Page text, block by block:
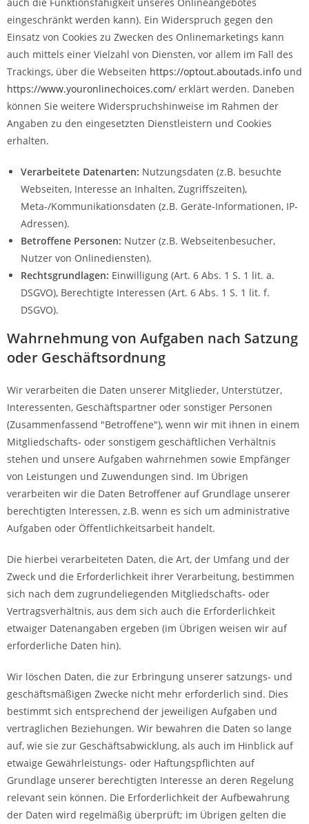
eingeschränkt werden kann). Ein Widerspruch gegen den
Einsatz von Cookies zu Zwecken des Onlinemarketings kann
auch mittels einer Vielzahl von Diensten, vor allem im Fall des
Trackings, über die Webseiten https://optout.aboutads.info und
https://www.youronlinechoices.com/ erklärt werden. Daneben
können Sie weitere Widerspruchshinweise im Rahmen der
Angaben zu den eingesetzten Dienstleistern und Cookies
erhalten.
Verarbeitete Datenarten: Nutzungsdaten (z.B. besuchte
Webseiten, Interesse an Inhalten, Zugriffszeiten),
Meta-/Kommunikationsdaten (z.B. Geräte-Informationen, IP-
Adressen).
Betroffene Personen: Nutzer (z.B. Webseitenbesucher,
Nutzer von Onlinediensten).
Rechtsgrundlagen: Einwilligung (Art. 6 Abs. 1 S. 1 lit. a.
DSGVO), Berechtigte Interessen (Art. 6 Abs. 1 S. 1 lit. f.
DSGVO).
Wahrnehmung von Aufgaben nach Satzung
oder Geschäftsordnung
Wir verarbeiten die Daten unserer Mitglieder, Unterstützer,
Interessenten, Geschäftspartner oder sonstiger Personen
(Zusammenfassend "Betroffene"), wenn wir mit ihnen in einem
Mitgliedschafts- oder sonstigem geschäftlichen Verhältnis
stehen und unsere Aufgaben wahrnehmen sowie Empfänger
von Leistungen und Zuwendungen sind. Im Übrigen
verarbeiten wir die Daten Betroffener auf Grundlage unserer
berechtigten Interessen, z.B. wenn es sich um administrative
Aufgaben oder Öffentlichkeitsarbeit handelt.
Die hierbei verarbeiteten Daten, die Art, der Umfang und der
Zweck und die Erforderlichkeit ihrer Verarbeitung, bestimmen
sich nach dem zugrundeliegenden Mitgliedschafts- oder
Vertragsverhältnis, aus dem sich auch die Erforderlichkeit
etwaiger Datenangaben ergeben (im Übrigen weisen wir auf
erforderliche Daten hin).
Wir löschen Daten, die zur Erbringung unserer satzungs- und
geschäftsmäßigen Zwecke nicht mehr erforderlich sind. Dies
bestimmt sich entsprechend der jeweiligen Aufgaben und
vertraglichen Beziehungen. Wir bewahren die Daten so lange
auf, wie sie zur Geschäftsabwicklung, als auch im Hinblick auf
etwaige Gewährleistungs- oder Haftungspflichten auf
Grundlage unserer berechtigten Interesse an deren Regelung
relevant sein können. Die Erforderlichkeit der Aufbewahrung
der Daten wird regelmäßig überprüft; im Übrigen gelten die